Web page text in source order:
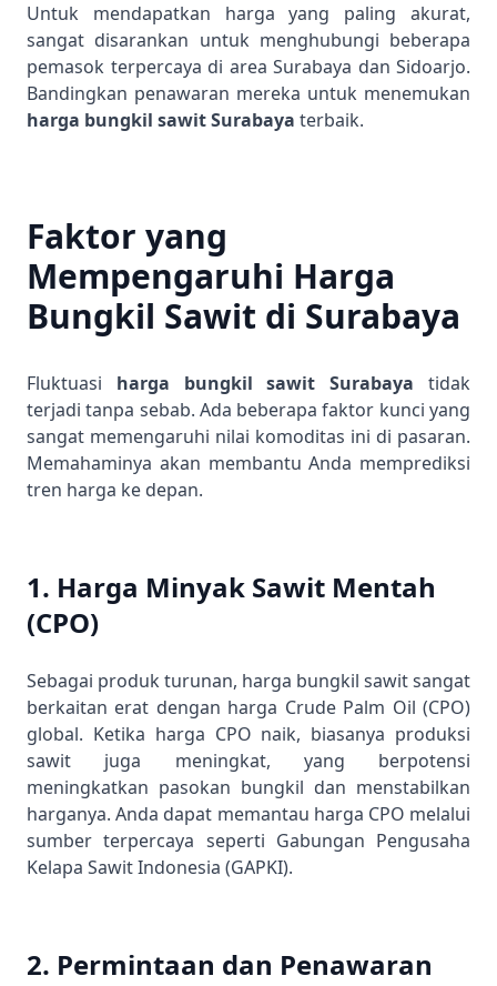
Untuk mendapatkan harga yang paling akurat,
sangat disarankan untuk menghubungi beberapa
pemasok terpercaya di area Surabaya dan Sidoarjo.
Bandingkan penawaran mereka untuk menemukan
harga bungkil sawit Surabaya terbaik.
Faktor yang
Mempengaruhi Harga
Bungkil Sawit di Surabaya
Fluktuasi harga bungkil sawit Surabaya tidak
terjadi tanpa sebab. Ada beberapa faktor kunci yang
sangat memengaruhi nilai komoditas ini di pasaran.
Memahaminya akan membantu Anda memprediksi
tren harga ke depan.
1. Harga Minyak Sawit Mentah
(CPO)
Sebagai produk turunan, harga bungkil sawit sangat
berkaitan erat dengan harga Crude Palm Oil (CPO)
global. Ketika harga CPO naik, biasanya produksi
sawit juga meningkat, yang berpotensi
meningkatkan pasokan bungkil dan menstabilkan
harganya. Anda dapat memantau harga CPO melalui
sumber terpercaya seperti Gabungan Pengusaha
Kelapa Sawit Indonesia (GAPKI).
2. Permintaan dan Penawaran